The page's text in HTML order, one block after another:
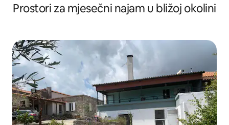
Prostori za mjesečni najam u bližoj okolini